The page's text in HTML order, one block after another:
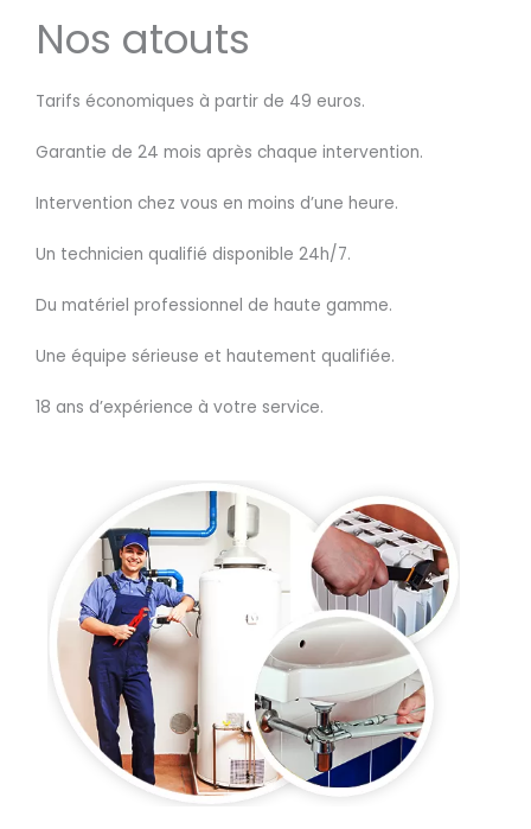
Nos atouts
Tarifs économiques à partir de 49 euros.
Garantie de 24 mois après chaque intervention.
Intervention chez vous en moins d’une heure.
Un technicien qualifié disponible 24h/7.
Du matériel professionnel de haute gamme.
Une équipe sérieuse et hautement qualifiée.
18 ans d’expérience à votre service.